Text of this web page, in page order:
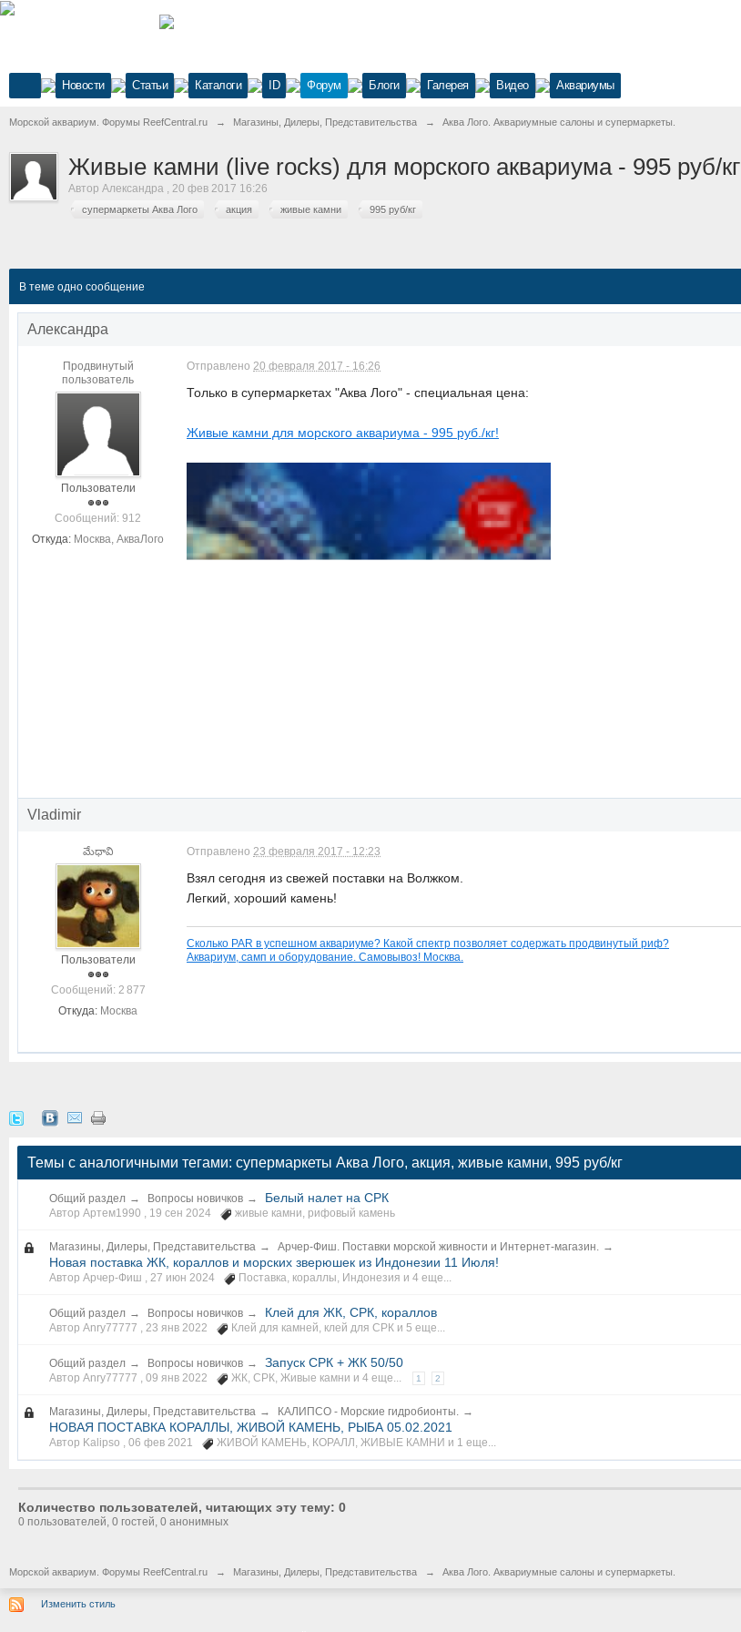
Новости Статьи Каталоги ID Форум Блоги Галерея Видео Аквариумы
Морской аквариум. Форумы ReefCentral.ru → Магазины, Дилеры, Представительства → Аква Лого. Аквариумные салоны и супермаркеты.
Живые камни (live rocks) для морского аквариума - 995 руб/кг
Автор Александра , 20 фев 2017 16:26
супермаркеты Аква Лого акция живые камни 995 руб/кг
В теме одно сообщение
Александра
Продвинутый
пользователь
Пользователи
Cообщений: 912
Откуда: Москва, АкваЛого
Отправлено 20 февраля 2017 - 16:26
Только в супермаркетах "Аква Лого" - специальная цена:
Живые камни для морского аквариума - 995 руб./кг!
Vladimir
మేధావి
Пользователи
Cообщений: 2 877
Откуда: Москва
Отправлено 23 февраля 2017 - 12:23
Взял сегодня из свежей поставки на Волжком.
Легкий, хороший камень!
Сколько PAR в успешном аквариуме? Какой спектр позволяет содержать продвинутый риф?
Аквариум, самп и оборудование. Самовывоз! Москва.
Темы с аналогичными тегами: супермаркеты Аква Лого, акция, живые камни, 995 руб/кг
Общий раздел → Вопросы новичков → Белый налет на СРК
Автор Артем1990 , 19 сен 2024 живые камни, рифовый камень
Магазины, Дилеры, Представительства → Арчер-Фиш. Поставки морской живности и Интернет-магазин. →
Новая поставка ЖК, кораллов и морских зверюшек из Индонезии 11 Июля!
Автор Арчер-Фиш , 27 июн 2024 Поставка, кораллы, Индонезия и 4 еще...
Общий раздел → Вопросы новичков → Клей для ЖК, СРК, кораллов
Автор Anry77777 , 23 янв 2022 Клей для камней, клей для СРК и 5 еще...
Общий раздел → Вопросы новичков → Запуск СРК + ЖК 50/50
Автор Anry77777 , 09 янв 2022 ЖК, СРК, Живые камни и 4 еще... 1 2
Магазины, Дилеры, Представительства → КАЛИПСО - Морские гидробионты. →
НОВАЯ ПОСТАВКА КОРАЛЛЫ, ЖИВОЙ КАМЕНЬ, РЫБА 05.02.2021
Автор Kalipso , 06 фев 2021 ЖИВОЙ КАМЕНЬ, КОРАЛЛ , ЖИВЫЕ КАМНИ и 1 еще...
Количество пользователей, читающих эту тему: 0
0 пользователей, 0 гостей, 0 анонимных
Морской аквариум. Форумы ReefCentral.ru → Магазины, Дилеры, Представительства → Аква Лого. Аквариумные салоны и супермаркеты.
Изменить стиль